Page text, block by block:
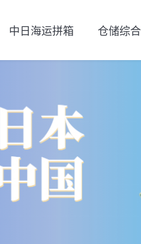
中日海运拼箱 仓储综